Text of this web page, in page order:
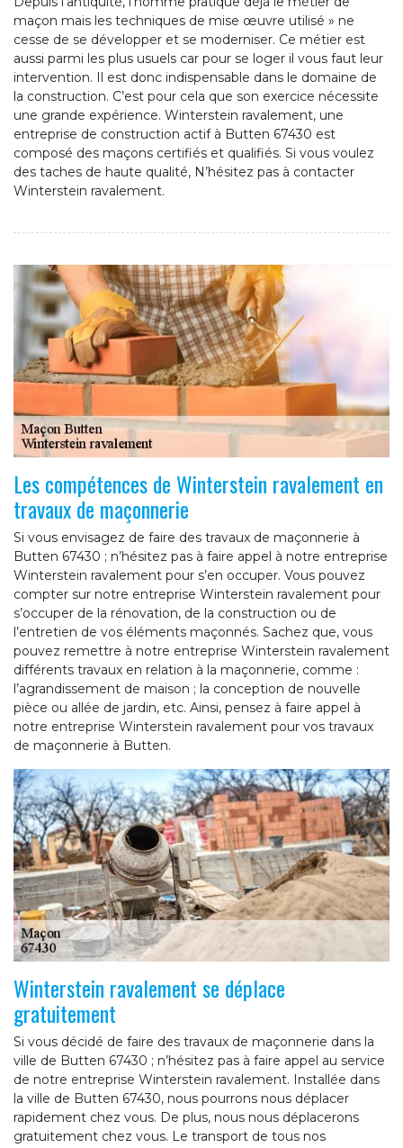
maçon mais les techniques de mise œuvre utilisé » ne
cesse de se développer et se moderniser. Ce métier est
aussi parmi les plus usuels car pour se loger il vous faut leur
intervention. Il est donc indispensable dans le domaine de
la construction. C’est pour cela que son exercice nécessite
une grande expérience. Winterstein ravalement, une
entreprise de construction actif à Butten 67430 est
composé des maçons certifiés et qualifiés. Si vous voulez
des taches de haute qualité, N’hésitez pas à contacter
Winterstein ravalement.
Les compétences de Winterstein ravalement en
travaux de maçonnerie
Si vous envisagez de faire des travaux de maçonnerie à
Butten 67430 ; n’hésitez pas à faire appel à notre entreprise
Winterstein ravalement pour s’en occuper. Vous pouvez
compter sur notre entreprise Winterstein ravalement pour
s’occuper de la rénovation, de la construction ou de
l’entretien de vos éléments maçonnés. Sachez que, vous
pouvez remettre à notre entreprise Winterstein ravalement
différents travaux en relation à la maçonnerie, comme :
l’agrandissement de maison ; la conception de nouvelle
pièce ou allée de jardin, etc. Ainsi, pensez à faire appel à
notre entreprise Winterstein ravalement pour vos travaux
de maçonnerie à Butten.
Winterstein ravalement se déplace
gratuitement
Si vous décidé de faire des travaux de maçonnerie dans la
ville de Butten 67430 ; n’hésitez pas à faire appel au service
de notre entreprise Winterstein ravalement. Installée dans
la ville de Butten 67430, nous pourrons nous déplacer
rapidement chez vous. De plus, nous nous déplacerons
gratuitement chez vous. Le transport de tous nos